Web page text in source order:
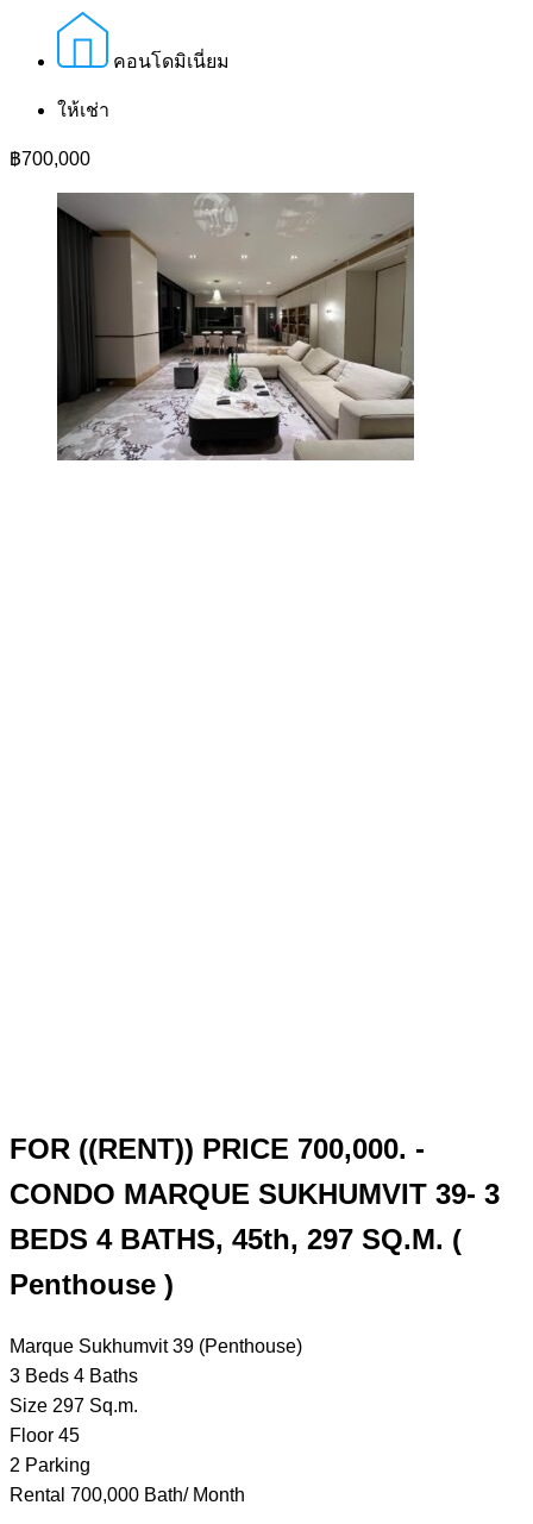
คอนโดมิเนี่ยม
ให้เช่า
฿700,000
FOR ((RENT)) PRICE 700,000. -
CONDO MARQUE SUKHUMVIT 39- 3
BEDS 4 BATHS, 45th, 297 SQ.M. (
Penthouse )
Marque Sukhumvit 39 (Penthouse)
3 Beds 4 Baths
Size 297 Sq.m.
Floor 45
2 Parking
Rental 700,000 Bath/ Month